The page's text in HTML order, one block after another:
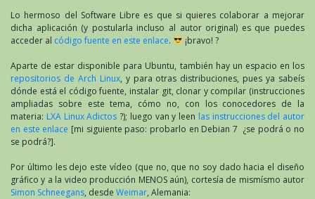
Lo hermoso del Software Libre es que si quieres colaborar a mejorar
dicha aplicación (y postularla incluso al autor original) es que puedes
acceder al código fuente en este enlace. ¡bravo! ?
Aparte de estar disponible para Ubuntu, también hay un espacio en los
repositorios de Arch Linux, y para otras distribuciones, pues ya sabeís
dónde está el código fuente, instalar git, clonar y compilar (instrucciones
ampliadas sobre este tema, cómo no, con los conocedores de la
materia: LXA Linux Adictos ?); luego van y leen las instrucciones del autor
en este enlace [mi siguiente paso: probarlo en Debian 7 ¿se podrá o no
se podrá?].
Por último les dejo este vídeo (que no, que no soy dado hacia el diseño
gráfico y a la video producción MENOS aún), cortesía de mismísmo autor
Simon Schneegans, desde Weimar, Alemania: